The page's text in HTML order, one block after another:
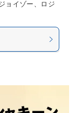
ョイゾー、ロジ